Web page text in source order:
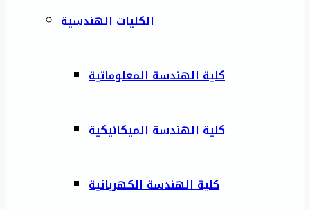
الكليات الهندسية
كلية الهندسة المعلوماتية
كلية الهندسة الميكانيكية
كلية الهندسة الكهربائية